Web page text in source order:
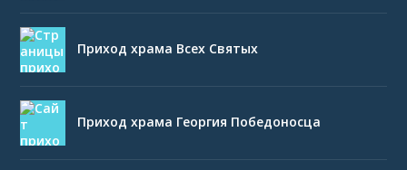
Приход храма Всех Святых
Приход храма Георгия Победоносца